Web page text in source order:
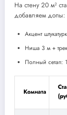
На стену 20 м²
добавляем допы:
Акцент
Ниша 3 м +
Полный сетап:
Комната